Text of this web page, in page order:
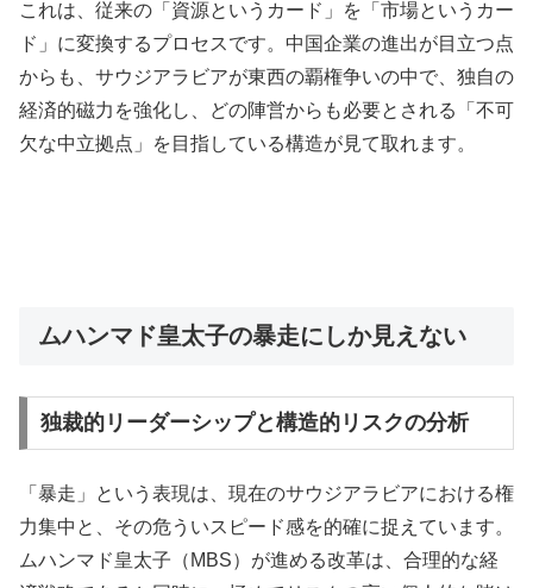
これは、従来の「資源というカード」を「市場というカー
ド」に変換するプロセスです。中国企業の進出が目立つ点
からも、サウジアラビアが東西の覇権争いの中で、独自の
経済的磁力を強化し、どの陣営からも必要とされる「不可
欠な中立拠点」を目指している構造が見て取れます。
ムハンマド皇太子の暴走にしか見えない
独裁的リーダーシップと構造的リスクの分析
「暴走」という表現は、現在のサウジアラビアにおける権
力集中と、その危ういスピード感を的確に捉えています。
ムハンマド皇太子（MBS）が進める改革は、合理的な経